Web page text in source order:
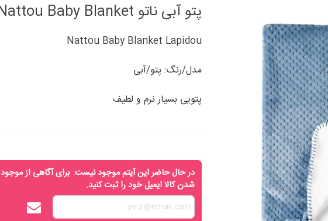
پتو آبی ناتو Nattou Baby Blanket
Nattou Baby Blanket Lapidou
مدل/رنگ: پتو/آبی
پتویی بسیار نرم و لطیف
در حال حاضر این آیتم موجود نیست. برای آگاهی از موجود
شدن کالا ایمیل خود را ثبت کنید.